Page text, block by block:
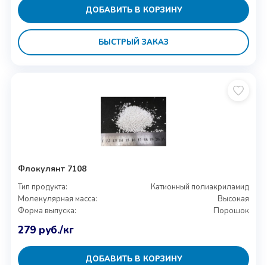
ДОБАВИТЬ В КОРЗИНУ
БЫСТРЫЙ ЗАКАЗ
Флокулянт 7108
Тип продукта:
Катионный полиакриламид
Молекулярная масса:
Высокая
Форма выпуска:
Порошок
279 руб./кг
ДОБАВИТЬ В КОРЗИНУ